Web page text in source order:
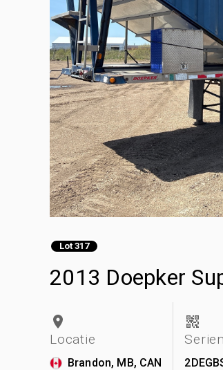
Lot 317
2013 Doepker
Locatie
Brandon, MB, CAN